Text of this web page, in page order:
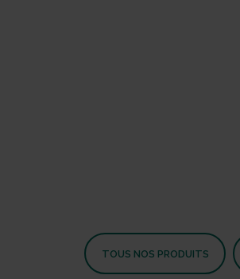
TOUS NOS PRODUITS